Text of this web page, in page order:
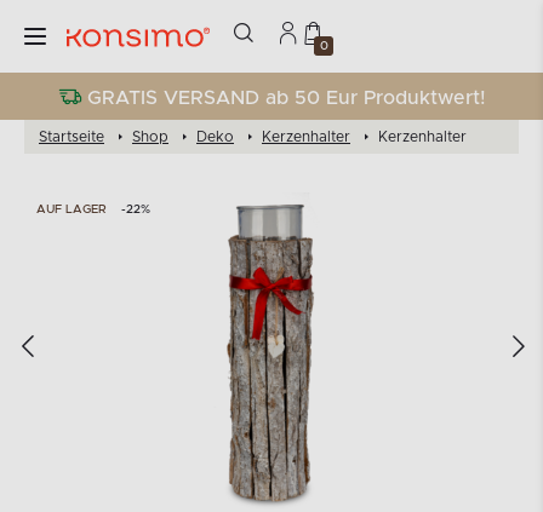
0
GRATIS VERSAND ab 50 Eur Produktwert!
Startseite Shop Deko Kerzenhalter Kerzenhalter
AUF LAGER -22%